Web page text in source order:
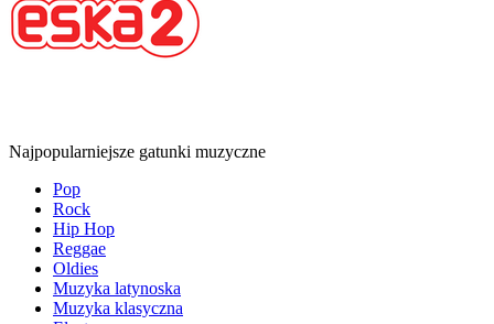
Najpopularniejsze gatunki muzyczne
Pop
Rock
Hip Hop
Reggae
Oldies
Muzyka latynoska
Muzyka klasyczna